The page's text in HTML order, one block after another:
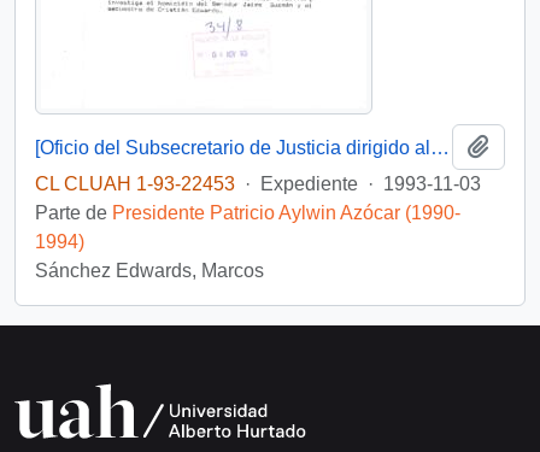
[Oficio del Subsecretario de Justicia dirigido al sr. Wilfried Telkamper, miembro del parlamento europeo]
CL CLUAH 1-93-22453 · Expediente · 1993-11-03
Parte de Presidente Patricio Aylwin Azócar (1990-
1994)
Sánchez Edwards, Marcos